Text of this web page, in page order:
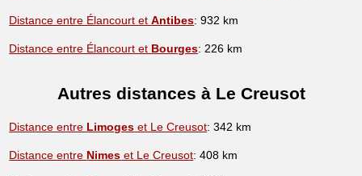
Distance entre Élancourt etAntibes: 932 km
Distance entre Élancourt et Bourges: 226 km
Autres distances à Le Creusot
Distance entre Limoges et Le Creusot: 342 km
Distance entre Nimes et Le Creusot: 408 km